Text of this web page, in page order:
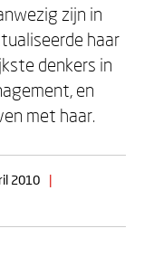
zijn in
haar
denkers in
en
met haar.
2010
|